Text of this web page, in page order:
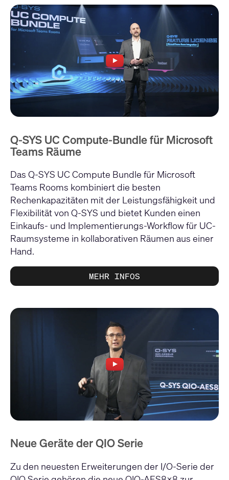
Q-SYS UC Compute-Bundle für Microsoft
Teams Räume
Das Q-SYS UC Compute Bundle für Microsoft
Teams Rooms kombiniert die besten
Rechenkapazitäten mit der Leistungsfähigkeit und
Flexibilität von Q-SYS und bietet Kunden einen
Einkaufs- und Implementierungs-Workflow für UC-
Raumsysteme in kollaborativen Räumen aus einer
Hand.
MEHR INFOS
Neue Geräte der QIO Serie
Zu den neuesten Erweiterungen der I/O-Serie der